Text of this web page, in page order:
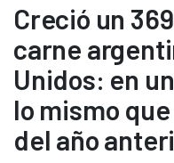
Creció un
carne
Unidos: en
lo mismo
del año